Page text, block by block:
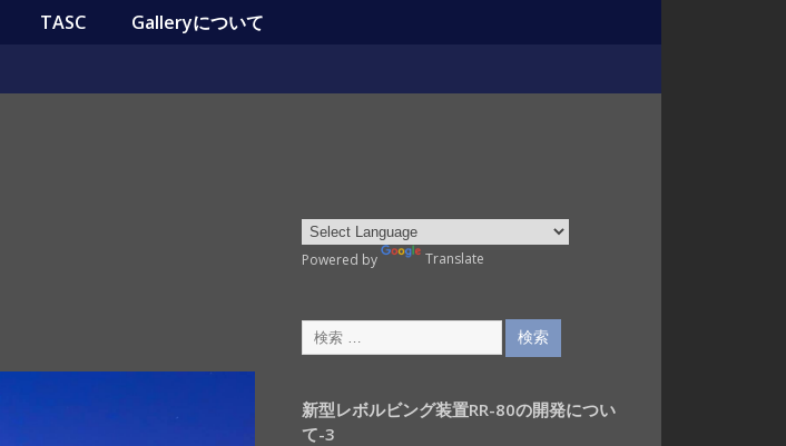
TASC Galleryについて
Powered by Translate
新型レボルビング装置RR-80の開発につい
て-3